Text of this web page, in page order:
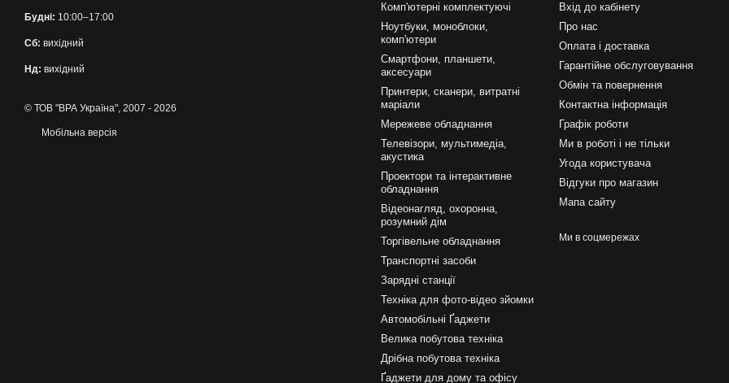
Будні: 10:00–17:00
Сб: вихідний
Нд: вихідний
© ТОВ "ВРА Україна", 2007 - 2026
Мобільна версія
Комп'ютерні комплектуючі
Ноутбуки, моноблоки,
комп'ютери
Смартфони, планшети,
аксесуари
Принтери, сканери, витратні
маріали
Мережеве обладнання
Телевізори, мультимедіа,
акустика
Проектори та інтерактивне
обладнання
Відеонагляд, охоронна,
розумний дім
Торгівельне обладнання
Транспортні засоби
Зарядні станції
Техніка для фото-відео зйомки
Автомобільні Ґаджети
Велика побутова техніка
Дрібна побутова техніка
Ґаджети для дому та офісу
Вхід до кабінету
Про нас
Оплата і доставка
Гарантійне обслуговування
Обмін та повернення
Контактна інформація
Графік роботи
Ми в роботі і не тільки
Угода користувача
Відгуки про магазин
Мапа сайту
Ми в соцмережах